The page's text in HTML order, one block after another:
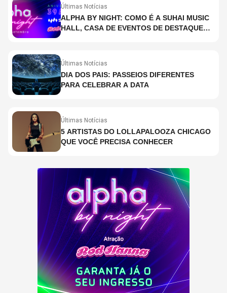
Últimas Notícias
ALPHA BY NIGHT: COMO É A SUHAI MUSIC
HALL, CASA DE EVENTOS DE DESTAQUE
Últimas Notícias
DIA DOS PAIS: PASSEIOS DIFERENTES
PARA CELEBRAR A DATA
Últimas Notícias
5 ARTISTAS DO LOLLAPALOOZA CHICAGO
QUE VOCÊ PRECISA CONHECER